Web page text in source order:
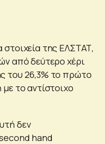
της ΕΛΣΤΑΤ,
από δεύτερο χέρι
του 26,3% το πρώτο
το αντίστοιχο
δεν
hand